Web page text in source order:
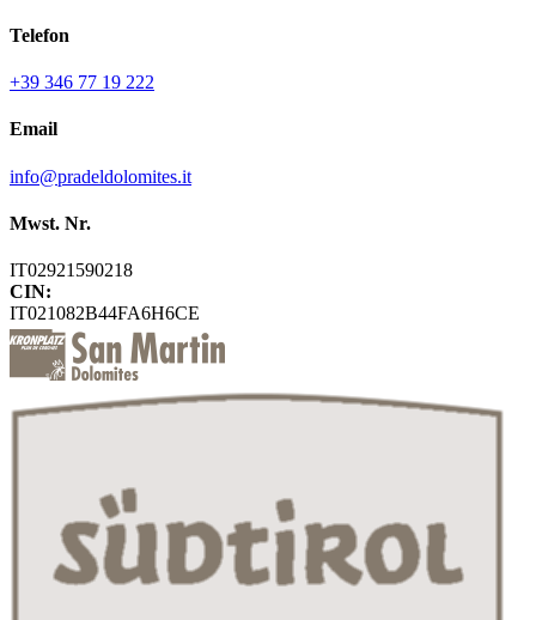
Telefon
+39 346 77 19 222
Email
info@pradeldolomites.it
Mwst. Nr.
IT02921590218
CIN:
IT021082B44FA6H6CE